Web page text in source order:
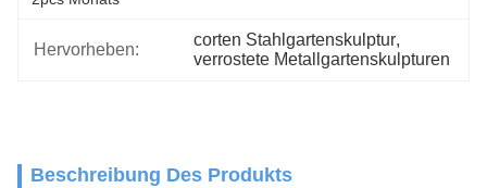
Hervorheben:
corten Stahlgartenskulptur,
verrostete Metallgartenskulpturen
Beschreibung Des Produkts